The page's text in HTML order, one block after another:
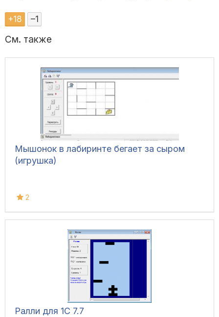
+18 –1
См. также
Мышонок в лабиринте бегает за сыром
(игрушка)
2
Ралли для 1С 7.7